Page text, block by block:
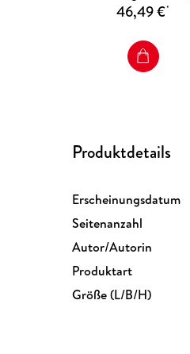
46,49 €*
Produktdetails
Erscheinungsdatum
Seitenanzahl
Autor/Autorin
Produktart
Größe (L/B/H)